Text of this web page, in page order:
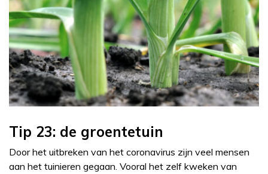
Tip 23: de groentetuin
Door het uitbreken van het coronavirus zijn veel mensen
aan het tuinieren gegaan. Vooral het zelf kweken van